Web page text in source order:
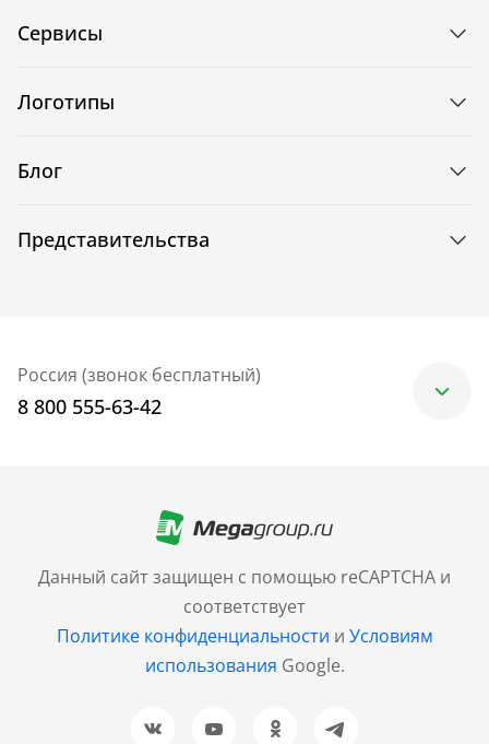
Данный сайт защищен с помощью reCAPTCHA и
соответствует
Политике конфиденциальности и Условиям
использования Google.
Сервисы
Логотипы
Блог
Представительства
Россия (звонок бесплатный)
8 800 555-63-42
+7 (499) 705-30-10
Санкт-Петербург
+7 (812) 600-77-33
Барнаул
+7 (961) 999-93-93
Новосибирск